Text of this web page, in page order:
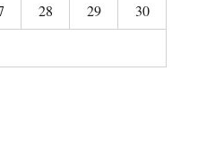
28 29
30